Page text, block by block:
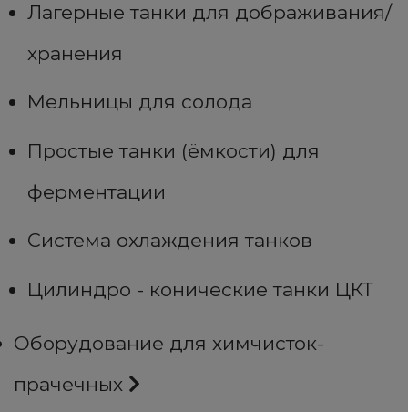
Лагерные танки для дображивания/
хранения
Мельницы для солода
Простые танки (ёмкости) для
ферментации
Система охлаждения танков
Цилиндро - конические танки ЦКТ
Оборудование для химчисток-
прачечных